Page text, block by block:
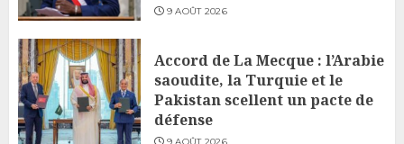
9 AOÛT 2026
Accord de La Mecque : l’Arabie
saoudite, la Turquie et le
Pakistan scellent un pacte de
défense
9 AOÛT 2026